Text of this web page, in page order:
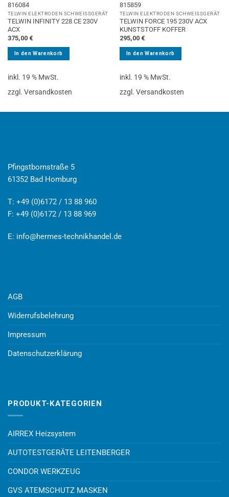
816084
TELWIN ELEKTRODEN SCHWEISSGERÄT
TELWIN INFINITY 228 CE 230V
ACX
375,00 €
In den Warenkorb
inkl. 19 % MwSt.
zzgl. Versandkosten
815859
TELWIN ELEKTRODEN SCHWEISSGERÄT
TELWIN FORCE 195 230V ACX
KUNSTSTOFF KOFFER
295,00 €
In den Warenkorb
inkl. 19 % MwSt.
zzgl. Versandkosten
Pfingstbornstraße 5
61352 Bad Homburg
T: +49 (0)6172 / 13 88 960
F: +49 (0)6172 / 13 88 969
E: info@hermes-technikhandel.de
AGB
Widerrufsbelehrung
Impressum
Datenschutzerklärung
PRODUKT-KATEGORIEN
AIRREX Heizsystem
AUTOTESTGERÄTE LEITENBERGER
CONDOR WERKZEUG
GVS ATEMSCHUTZ MASKEN